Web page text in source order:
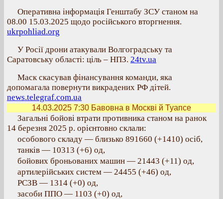
Оперативна інформація Генштабу ЗСУ станом на
08.00 15.03.2025 щодо російського вторгнення.
ukrpohliad.org
У Росії дрони атакували Волгоградську та
Саратовську області: ціль – НПЗ. 24tv.ua
Маск скасував фінансування команди, яка
допомагала повернути викрадених РФ дітей.
news.telegraf.com.ua
14.03.2025 7:30 Бавовна в Москві й Туапсе
Загальні бойові втрати противника станом на ранок
14 березня 2025 р. орієнтовно склали:
особового складу — близько 891660 (+1410) осіб,
танків — 10313 (+6) од,
бойових броньованих машин — 21443 (+11) од,
артилерійських систем — 24455 (+46) од,
РСЗВ — 1314 (+0) од,
засоби ППО — 1103 (+0) од,